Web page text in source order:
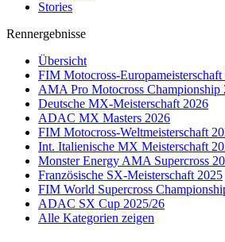
Stories
Rennergebnisse
Übersicht
FIM Motocross-Europameisterschaft
AMA Pro Motocross Championship
Deutsche MX-Meisterschaft 2026
ADAC MX Masters 2026
FIM Motocross-Weltmeisterschaft
Int. Italienische MX Meisterschaft
Monster Energy AMA Supercross
Französische SX-Meisterschaft 2025
FIM World Supercross
ADAC SX Cup 2025/26
Alle Kategorien zeigen